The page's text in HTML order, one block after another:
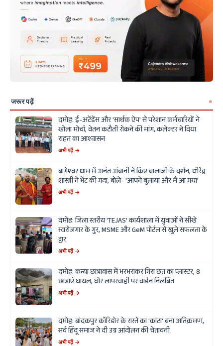
जरूर पढ़ें
दमोह: ई-अटेंडेंस और 'सार्थक ऐप' से परेशान कर्मचारियों ने
खोला मोर्चा, वेतन कटौती रोकने की मांग, कलेक्टर ने दिया
राहत का आश्वासन
अभी पढ़ें →
बागेश्वर धाम में अनंत अंबानी ने किए बालाजी के दर्शन, धीरेंद्र
शास्त्री ने भेंट की गदा, बोले- 'आपने बुलाया और मैं आ गया'
अभी पढ़ें →
दमोह: जिला स्तरीय 'TEJAS' कार्यशाला में युवाओं ने सीखे
स्वरोजगार के गुर, MSME और GeM पोर्टल से खुले सफलता के
द्वार
अभी पढ़ें →
दमोह: कन्या छात्रावास में भरभराकर गिरा छत का प्लास्टर, 8
छात्राएं घायल, घोर लापरवाही पर वार्डन निलंबित
अभी पढ़ें →
दमोह: बांदकपुर कॉरिडोर के रास्ते का 'कांटा' बना अतिक्रमण,
सर्व हिंदू समाज ने दी उग्र आंदोलन की चेतावनी
अभी पढ़ें →